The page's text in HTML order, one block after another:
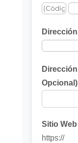
Opcional)
Sitio Web
https://